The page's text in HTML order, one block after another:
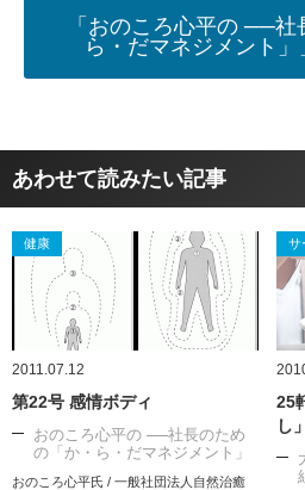
「おのころ心平の ──社
ら・だマネジメント
あわせて読みたい記事
健康
2011.07.12
第22号 感情ボディ
おのころ心平の ──社長のため
の「か・ら・だマネジメント」
おのころ心平氏 / 一般社団法人自然治癒
サ
25
し」